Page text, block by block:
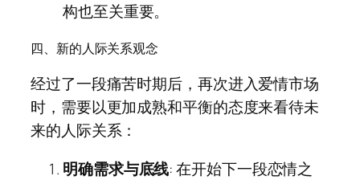
构也至关重要。
四、新的人际关系观念
经过了一段痛苦时期后，再次进入爱情市场
时，需要以更加成熟和平衡的态度来看待未
来的人际关系：
明确需求与底线: 在开始下一段恋情之